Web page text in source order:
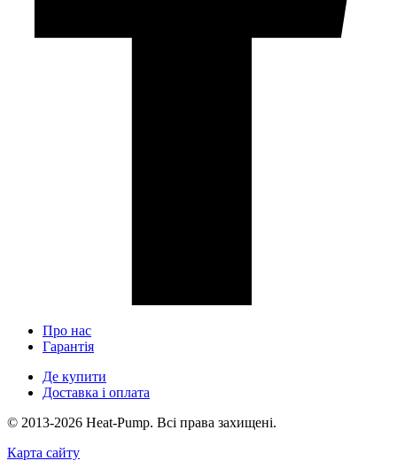
Про нас
Гарантія
Де купити
Доставка і оплата
© 2013-2026 Heat-Pump. Всі права захищені.
Карта сайту